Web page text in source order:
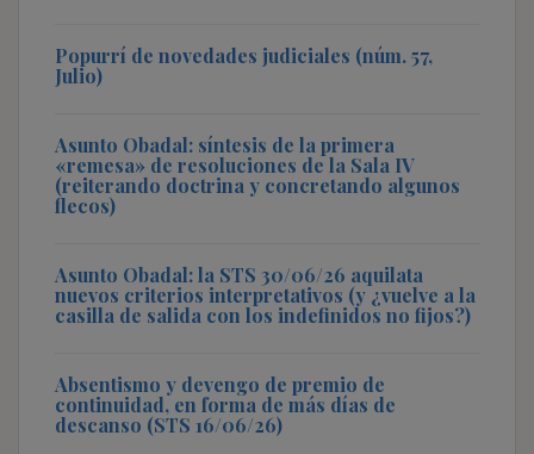
Popurrí de novedades judiciales (núm. 57,
Julio)
Asunto Obadal: síntesis de la primera
«remesa» de resoluciones de la Sala IV
(reiterando doctrina y concretando algunos
flecos)
Asunto Obadal: la STS 30/06/26 aquilata
nuevos criterios interpretativos (y ¿vuelve a la
casilla de salida con los indefinidos no fijos?)
Absentismo y devengo de premio de
continuidad, en forma de más días de
descanso (STS 16/06/26)